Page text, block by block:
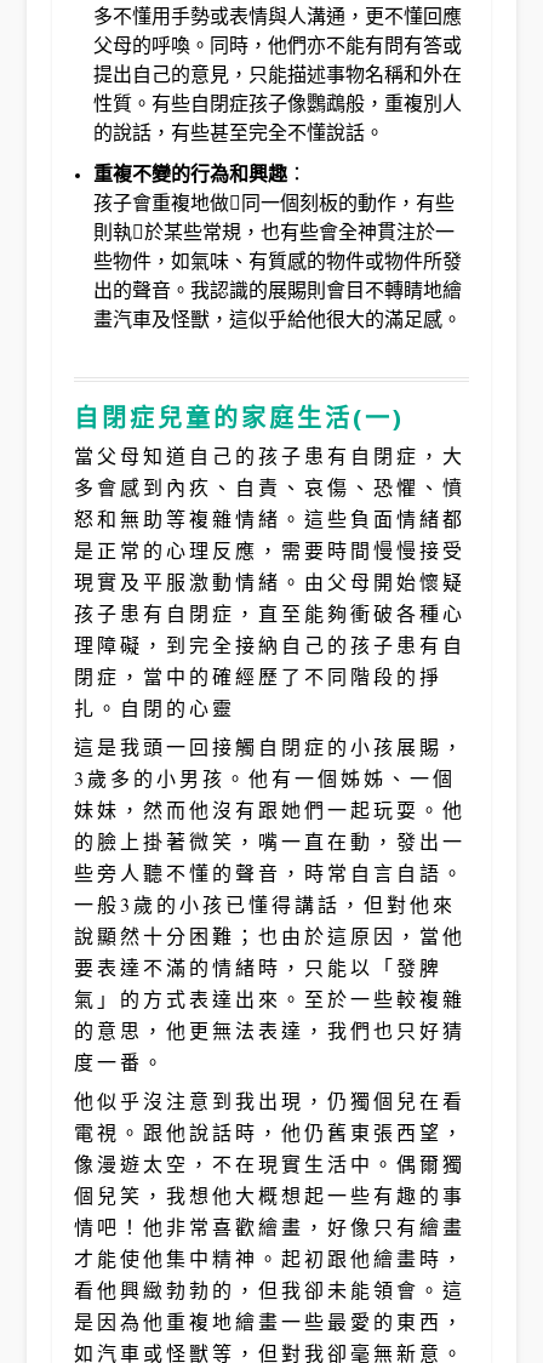
多不懂用手勢或表情與人溝通，更不懂回應
父母的呼喚。同時，他們亦不能有問有答或
提出自己的意見，只能描述事物名稱和外在
性質。有些自閉症孩子像鸚鵡般，重複別人
的說話，有些甚至完全不懂說話。
重複不變的行為和興趣：
孩子會重複地做同一個刻板的動作，有些
則執於某些常規，也有些會全神貫注於一
些物件，如氣味、有質感的物件或物件所發
出的聲音。我認識的展賜則會目不轉睛地繪
畫汽車及怪獸，這似乎給他很大的滿足感。
自閉症兒童的家庭生活(一)
當父母知道自己的孩子患有自閉症，大
多會感到內疚、自責、哀傷、恐懼、憤
怒和無助等複雜情緒。這些負面情緒都
是正常的心理反應，需要時間慢慢接受
現實及平服激動情緒。由父母開始懷疑
孩子患有自閉症，直至能夠衝破各種心
理障礙，到完全接納自己的孩子患有自
閉症，當中的確經歷了不同階段的掙
扎。自閉的心靈
這是我頭一回接觸自閉症的小孩展賜，
3歲多的小男孩。他有一個姊姊、一個
妹妹，然而他沒有跟她們一起玩耍。他
的臉上掛著微笑，嘴一直在動，發出一
些旁人聽不懂的聲音，時常自言自語。
一般3歲的小孩已懂得講話，但對他來
說顯然十分困難；也由於這原因，當他
要表達不滿的情緒時，只能以「發脾
氣」的方式表達出來。至於一些較複雜
的意思，他更無法表達，我們也只好猜
度一番。
他似乎沒注意到我出現，仍獨個兒在看
電視。跟他說話時，他仍舊東張西望，
像漫遊太空，不在現實生活中。偶爾獨
個兒笑，我想他大概想起一些有趣的事
情吧！他非常喜歡繪畫，好像只有繪畫
才能使他集中精神。起初跟他繪畫時，
看他興緻勃勃的，但我卻未能領會。這
是因為他重複地繪畫一些最愛的東西，
如汽車或怪獸等，但對我卻毫無新意。